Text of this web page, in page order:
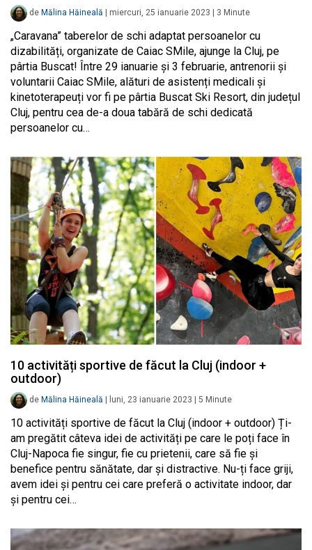
de Mălina Hăineală miercuri, 25 ianuarie 2023 3 Minute
„Caravana” taberelor de schi adaptat persoanelor cu
dizabilități, organizate de Caiac SMile, ajunge la Cluj, pe
pârtia Buscat! Între 29 ianuarie și 3 februarie, antrenorii și
voluntarii Caiac SMile, alături de asistenți medicali și
kinetoterapeuți vor fi pe pârtia Buscat Ski Resort, din județul
Cluj, pentru cea de-a doua tabără de schi dedicată
persoanelor cu…
10 activități sportive de făcut la Cluj (indoor +
outdoor)
de Mălina Hăineală luni, 23 ianuarie 2023 5 Minute
10 activități sportive de făcut la Cluj (indoor + outdoor) Ți-
am pregătit câteva idei de activități pe care le poți face în
Cluj-Napoca fie singur, fie cu prietenii, care să fie și
benefice pentru sănătate, dar și distractive. Nu-ți face griji,
avem idei și pentru cei care preferă o activitate indoor, dar
și pentru cei…